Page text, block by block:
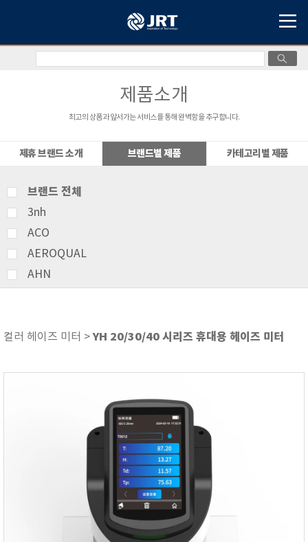
제품소개
최고의 상품과 앞서가는 서비스를 통해 완벽함을 추구합니다.
제휴 브랜드 소개 브랜드별 제품 카테고리별 제품
브랜드 전체
3nh
ACO
AEROQUAL
AHN
ATAGO
Bellingham+Stanley
CIRRUS Research
DRAGER (드레가)
컬러 헤이즈 미터 >YH 20/30/40 시리즈 휴대용 헤이즈 미터